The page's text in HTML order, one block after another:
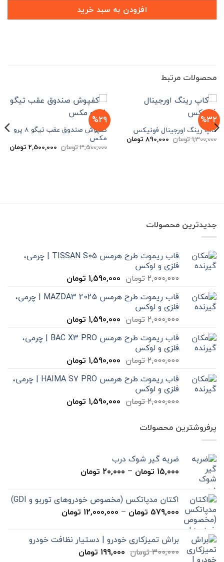
افزودن به سبد خرید
محصولات مرتبط
%32
کاپ رینگ اورجينال فونیکس
1,300,000تومان قیمت
اصلی
890,000 تومانقیمت
فعلی
890,000 تومان
%29
کفپوش صندوق عقب تیگو 8 پرو
مکس
3,500,000تومان قیمت
اصلی
2,500,000 تومان
جدیدترین محصولات
قاب ریموت طرح هرمس TISSAN S05 | چرمی،
فلزی و لوکس
2,000,000تومان قیمت
2,000,000 تومان
1,590,000 تومانقیمت
1,590,000 تومان
قاب ریموت طرح هرمس MAZDA3 2025 | چرمی،
فلزی و لوکس
2,000,000تومان قیمت
2,000,000 تومان
1,590,000 تومانقیمت
1,590,000 تومان
قاب ریموت طرح هرمس BAC X3 PRO | چرمی،
فلزی و لوکس
2,000,000تومان قیمت
2,000,000 تومان
1,590,000 تومانقیمت
1,590,000 تومان
قاب ریموت طرح هرمس HAIMA S7 PRO | چرمی،
فلزی و لوکس
2,000,000تومان قیمت
1,590,000 تومانقیمت
پرفروشترین محصولات
ضربه گیر شوک درب
15,000 تومان –
20,000 تومان
تا
20,000 تومان
اکتان مدپاتکس (مخصوص خودروهای توربو و GDI)
579,000 تومان –
12,000,000 تومان
تا
براش تمیزکاری خودرو | دستیار نظافت خودرو
300,000تومان قیمت
199,000 تومانقیمت